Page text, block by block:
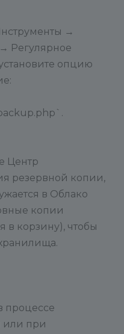
→
Регулярное
опцию
Центр
резервной копии,
в Облако
копии
в корзину), чтобы
процессе
или при